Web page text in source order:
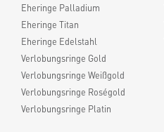
Eheringe Palladium
Eheringe Titan
Eheringe Edelstahl
Verlobungsringe Gold
Verlobungsringe Weißgold
Verlobungsringe Roségold
Verlobungsringe Platin